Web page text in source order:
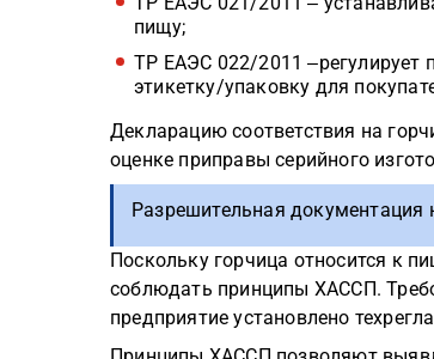
пищу;
ТР ЕАЭС 022/2011 ‒регулирует
этикетку/упаковку для
Декларацию соответствия на
оценке приправы серийного
Разрешительная
Поскольку горчица относится к
соблюдать принципы ХАССП.
предприятие установлено